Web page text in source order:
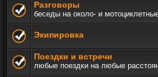
Разговоры
беседы на около- и
Экипировка
Поездки и встречи
любые поездки на любые